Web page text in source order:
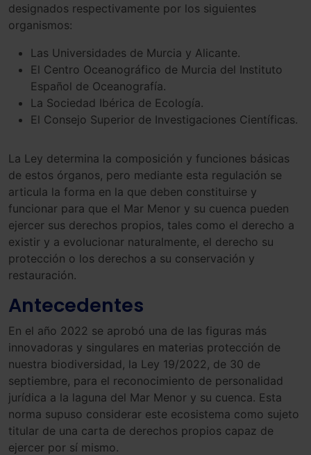
designados respectivamente por los siguientes
organismos:
Las Universidades de Murcia y Alicante.
El Centro Oceanográfico de Murcia del Instituto
Español de Oceanografía.
La Sociedad Ibérica de Ecología.
El Consejo Superior de Investigaciones Científicas.
La Ley determina la composición y funciones básicas
de estos órganos, pero mediante esta regulación se
articula la forma en la que deben constituirse y
funcionar para que el Mar Menor y su cuenca pueden
ejercer sus derechos propios, tales como el derecho a
existir y a evolucionar naturalmente, el derecho su
protección o los derechos a su conservación y
restauración.
Antecedentes
En el año 2022 se aprobó una de las figuras más
innovadoras y singulares en materias protección de
nuestra biodiversidad, la Ley 19/2022, de 30 de
septiembre, para el reconocimiento de personalidad
jurídica a la laguna del Mar Menor y su cuenca. Esta
norma supuso considerar este ecosistema como sujeto
titular de una carta de derechos propios capaz de
ejercer por sí mismo.